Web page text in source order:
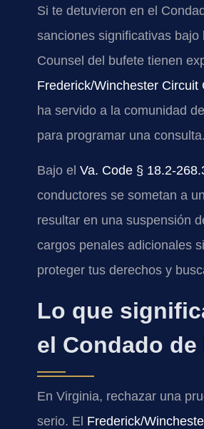
Si te detuvieron en el
sanciones significativas bajo
Counsel del bufete tienen
Frederick/Winchester Circuit
ha servido a la comunidad
para programar una
Bajo el Va. Code § 18.2-
conductores se sometan a
resultar en una suspensión
cargos penales adicionales
proteger tus derechos y
Lo que
el Condado
En Virginia, rechazar una
serio. El Frederick/